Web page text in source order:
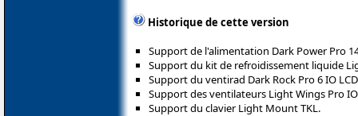
Historique de cette version
Support de l'alimentation Dark Power Pro
Support du kit de refroidissement liquide
Support du ventirad Dark Rock Pro 6 IO
Support des ventilateurs Light Wings Pro
Support du clavier Light Mount TKL.